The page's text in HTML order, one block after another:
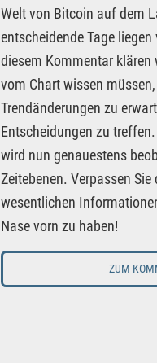
Welt von Bitcoin auf dem
entscheidende Tage liegen
diesem Kommentar
vom Chart wissen
Trendänderungen zu
Entscheidungen zu
wird nun genauestens
Zeitebenen. Verpassen
wesentlichen
Nase vorn zu haben!
ZUM